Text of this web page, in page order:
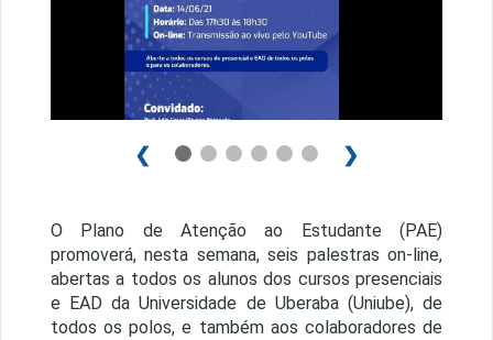
❮ ❯
O Plano de Atenção ao Estudante (PAE)
promoverá, nesta semana, seis palestras on-line,
abertas a todos os alunos dos cursos presenciais
e EAD da Universidade de Uberaba (Uniube), de
todos os polos, e também aos colaboradores de